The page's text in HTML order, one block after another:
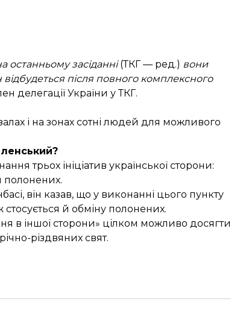
останньому засіданні(ТКГ — ред.) вони
після повного комплексного
делегації України у ТКГ.
і на зонах сотні людей для можливого
трьох ініціатив української сторони:
полонених.
він казав, що у виконанні цього пункту
й обміну полонених.
в іншої сторони» цілком можливо досягти
різдвяних свят.